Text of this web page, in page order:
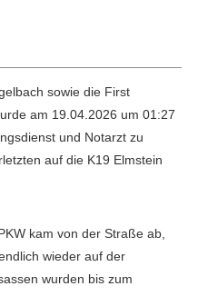
sowie die First
am 19.04.2026 um 01:27
und Notarzt zu
auf die K19 Elmstein
kam von der Straße ab,
wieder auf der
wurden bis zum